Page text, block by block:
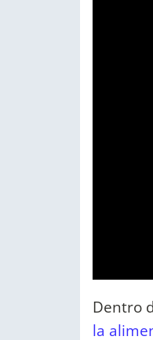
Dentro
la